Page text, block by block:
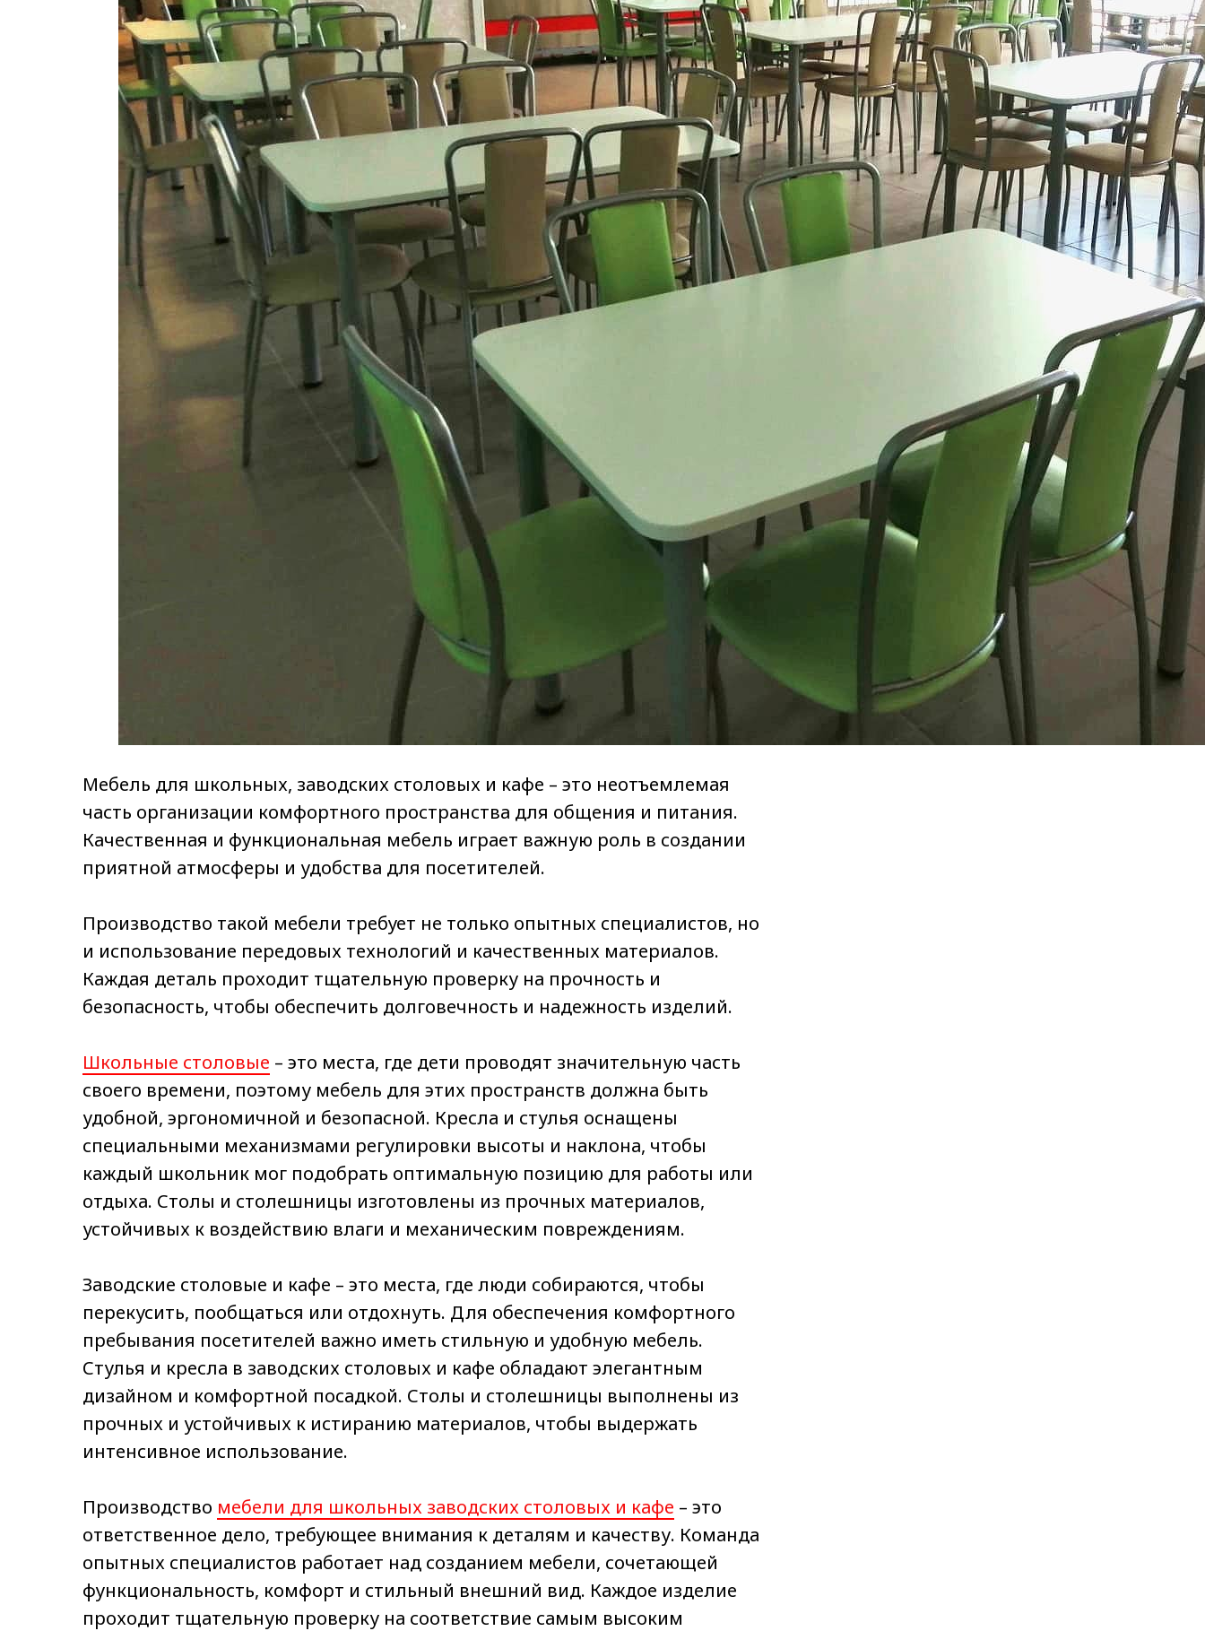
Мебель для школьных, заводских столовых и кафе – это неотъемлемая
часть организации комфортного пространства для общения и питания.
Качественная и функциональная мебель играет важную роль в создании
приятной атмосферы и удобства для посетителей.
Производство такой мебели требует не только опытных специалистов, но
и использование передовых технологий и качественных материалов.
Каждая деталь проходит тщательную проверку на прочность и
безопасность, чтобы обеспечить долговечность и надежность изделий.
Школьные столовые – это места, где дети проводят значительную часть
своего времени, поэтому мебель для этих пространств должна быть
удобной, эргономичной и безопасной. Кресла и стулья оснащены
специальными механизмами регулировки высоты и наклона, чтобы
каждый школьник мог подобрать оптимальную позицию для работы или
отдыха. Столы и столешницы изготовлены из прочных материалов,
устойчивых к воздействию влаги и механическим повреждениям.
Заводские столовые и кафе – это места, где люди собираются, чтобы
перекусить, пообщаться или отдохнуть. Для обеспечения комфортного
пребывания посетителей важно иметь стильную и удобную мебель.
Стулья и кресла в заводских столовых и кафе обладают элегантным
дизайном и комфортной посадкой. Столы и столешницы выполнены из
прочных и устойчивых к истиранию материалов, чтобы выдержать
интенсивное использование.
Производство мебели для школьных заводских столовых и кафе – это
ответственное дело, требующее внимания к деталям и качеству. Команда
опытных специалистов работает над созданием мебели, сочетающей
функциональность, комфорт и стильный внешний вид. Каждое изделие
проходит тщательную проверку на соответствие самым высоким